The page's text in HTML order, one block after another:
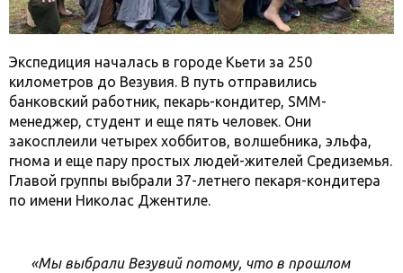
Экспедиция началась в городе Кьети за 250
километров до Везувия. В путь отправились
банковский работник, пекарь-кондитер, SMM-
менеджер, студент и еще пять человек. Они
закосплеили четырех хоббитов, волшебника, эльфа,
гнома и еще пару простых людей-жителей Средиземья.
Главой группы выбрали 37-летнего пекаря-кондитера
по имени Николас Джентиле.
«Мы выбрали Везувий потому, что в прошлом